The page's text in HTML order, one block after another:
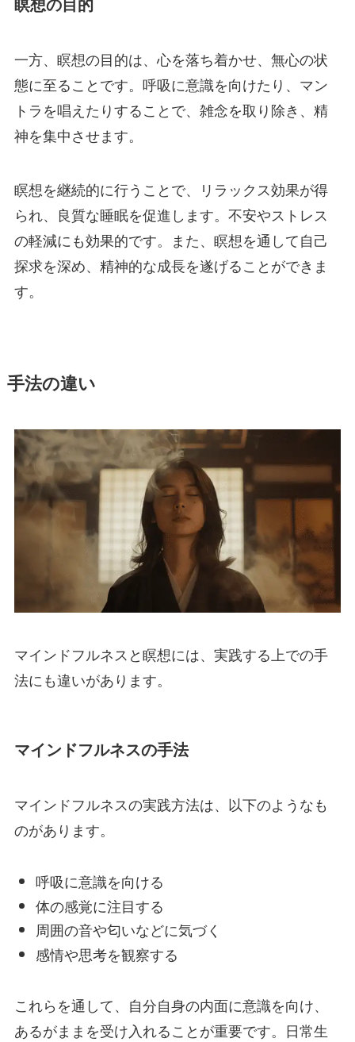
一方、瞑想の目的は、心を落ち着かせ、無心の状
態に至ることです。呼吸に意識を向けたり、マン
トラを唱えたりすることで、雑念を取り除き、精
神を集中させます。
瞑想を継続的に行うことで、リラックス効果が得
られ、良質な睡眠を促進します。不安やストレス
の軽減にも効果的です。また、瞑想を通して自己
探求を深め、精神的な成長を遂げることができま
す。
手法の違い
マインドフルネスと瞑想には、実践する上での手
法にも違いがあります。
マインドフルネスの手法
マインドフルネスの実践方法は、以下のようなも
のがあります。
呼吸に意識を向ける
体の感覚に注目する
周囲の音や匂いなどに気づく
感情や思考を観察する
これらを通して、自分自身の内面に意識を向け、
あるがままを受け入れることが重要です。日常生